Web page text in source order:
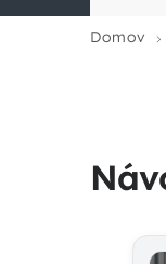
Domov